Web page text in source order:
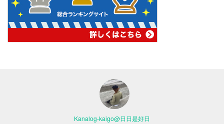
Kanalog-kaigo@日日是好日